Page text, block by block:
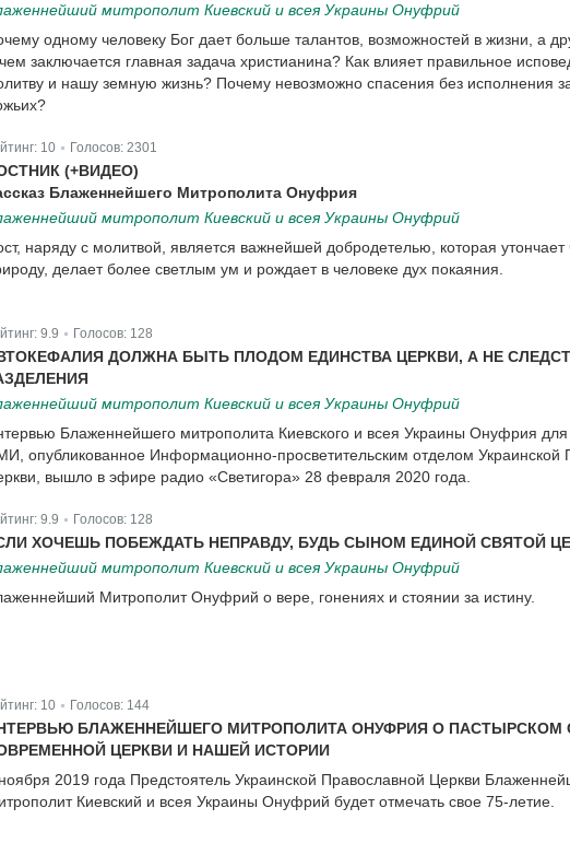
митрополит Киевский и всея Украины Онуфрий
одному человеку Бог дает больше талантов, возможностей в жизни, а
заключается главная задача христианина? Как влияет правильное
и нашу земную жизнь? Почему невозможно спасения без исполнения
10 Голосов: 2301
(+ВИДЕО)
Блаженнейшего Митрополита Онуфрия
митрополит Киевский и всея Украины Онуфрий
наряду с молитвой, является важнейшей добродетелью, которая утончает
делает более светлым ум и рождает в человеке дух покаяния.
9.9 Голосов: 128
ДОЛЖНА БЫТЬ ПЛОДОМ ЕДИНСТВА ЦЕРКВИ, А НЕ
митрополит Киевский и всея Украины Онуфрий
Блаженнейшего митрополита Киевского и всея Украины Онуфрия для
опубликованное Информационно-просветительским отделом Украинской
вышло в эфире радио «Светигора» 28 февраля 2020 года.
9.9 Голосов: 128
ХОЧЕШЬ ПОБЕЖДАТЬ НЕПРАВДУ, БУДЬ СЫНОМ ЕДИНОЙ СВЯТОЙ
митрополит Киевский и всея Украины Онуфрий
Митрополит Онуфрий о вере, гонениях и стоянии за истину.
10 Голосов: 144
БЛАЖЕННЕЙШЕГО МИТРОПОЛИТА ОНУФРИЯ О ПАСТЫРСКОМ
ЦЕРКВИ И НАШЕЙ ИСТОРИИ
2019 года Предстоятель Украинской Православной Церкви
Киевский и всея Украины Онуфрий будет отмечать свое 75-летие.